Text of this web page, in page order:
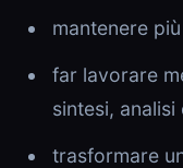
mantenere
far lavorare
sintesi, analisi
trasformare